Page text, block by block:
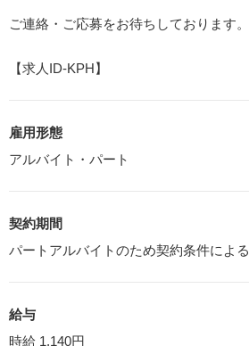
ご連絡・ご応募をお待ちしております。
【求人ID-KPH】
雇用形態
アルバイト・パート
契約期間
パートアルバイトのため契約条件による
給与
時給 1,140円